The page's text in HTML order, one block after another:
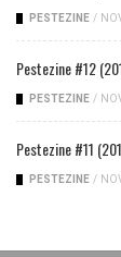
PESTEZINE /
Pestezine #12
PESTEZINE /
Pestezine #11
PESTEZINE /